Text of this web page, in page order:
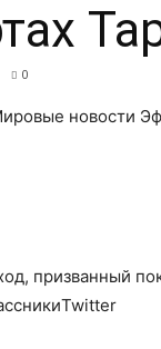
0
новости
призванный